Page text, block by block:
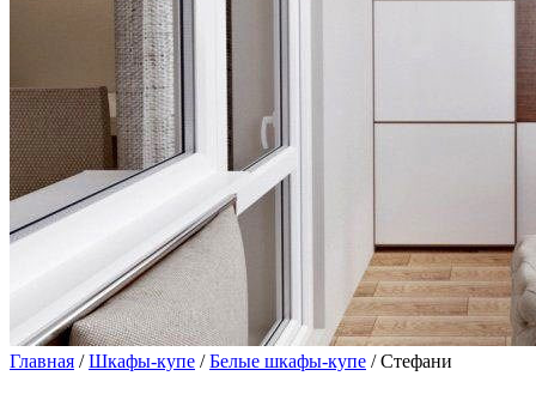
Главная /Шкафы-купе /Белые шкафы-купе / Стефани